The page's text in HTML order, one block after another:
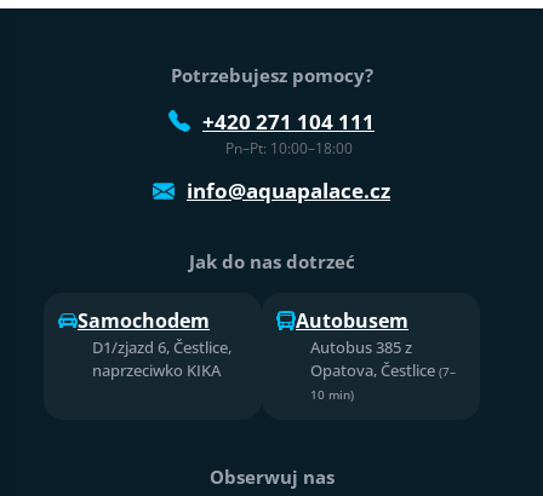
Stopka strony
Potrzebujesz pomocy?
+420 271 104 111
Pn–Pt: 10:00–18:00
info@aquapalace.cz
Jak do nas dotrzeć
Samochodem
D1/zjazd 6, Čestlice,
naprzeciwko KIKA
Autobusem
Autobus 385 z
Opatova, Čestlice (7–
10 min)
Obserwuj nas